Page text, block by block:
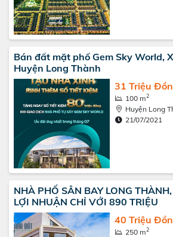
Bán đất mặt phố Gem Sky World,
Huyện Long Thành
31 Triệu
100 m2
Huyện Long
21/07/2021
NHÀ PHỐ SÂN BAY LONG
LỢI NHUẬN CHỈ VỚI 890 TRIỆU
40 Triệu
250 m2